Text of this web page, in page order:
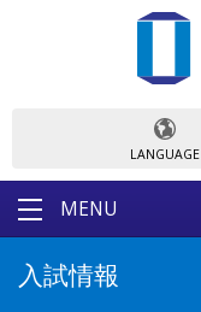
LANGUAGE
MENU
入試情報